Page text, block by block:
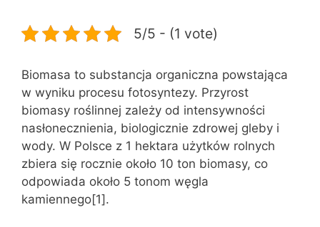
5/5 - (1 vote)
Biomasa to substancja organiczna powstająca
w wyniku procesu fotosyntezy. Przyrost
biomasy roślinnej zależy od intensywności
nasłonecznienia, biologicznie zdrowej gleby i
wody. W Polsce z 1 hektara użytków rolnych
zbiera się rocznie około 10 ton biomasy, co
odpowiada około 5 tonom węgla
kamiennego[1].